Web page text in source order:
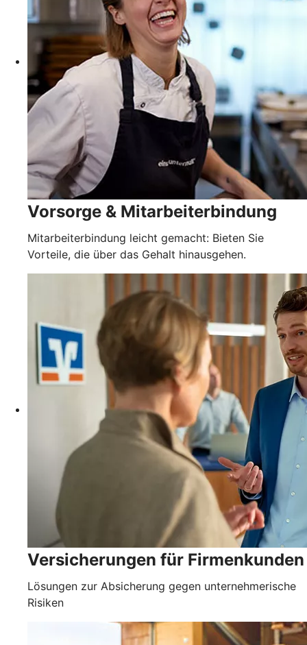
Vorsorge & Mitarbeiterbindung
Mitarbeiterbindung leicht gemacht: Bieten Sie
Vorteile, die über das Gehalt hinausgehen.
Versicherungen für Firmenkunden
Lösungen zur Absicherung gegen unternehmerische
Risiken